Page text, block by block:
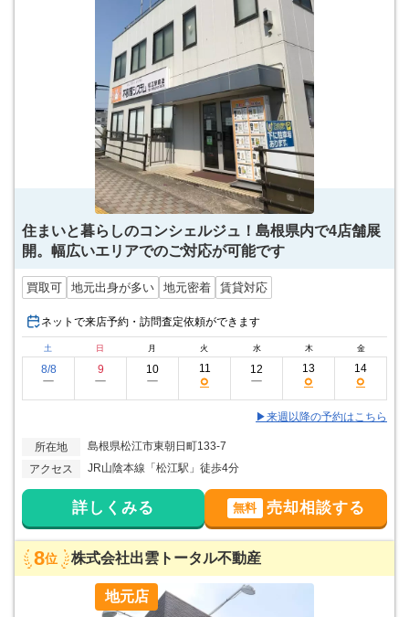
住まいと暮らしのコンシェルジュ！島根県内で4店舗展
開。幅広いエリアでのご対応が可能です
買取可 地元出身が多い 地元密着 賃貸対応
ネットで来店予約・訪問査定依頼ができます
土 日 月 火 水 木 金
8/8
ー
9
ー
10
ー
11
○
12
ー
13
○
14
○
▶来週以降の予約はこちら
所在地
島根県松江市東朝日町133-7
アクセス
JR山陰本線「松江駅」徒歩4分
詳しくみる 無料 売却相談する
8位 株式会社出雲トータル不動産
地元店